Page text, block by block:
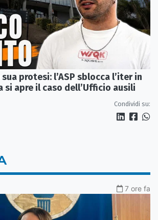
protesi: l’ASP sblocca l’iter in
si apre il caso dell’Ufficio ausili
Condividi su:
7 ore fa